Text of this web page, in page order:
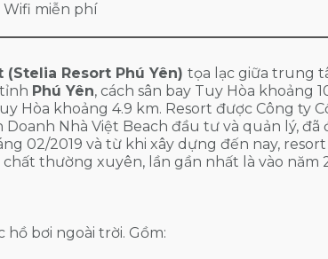
Wifi miễn phí
(Stelia Resort Phú Yên) tọa lạc giữa trung
Phú Yên, cách sân bay Tuy Hòa khoảng
Hòa khoảng 4.9 km. Resort được Công ty
Doanh Nhà Việt Beach đầu tư và quản lý, đã
02/2019 và từ khi xây dựng đến nay, resort
chất thường xuyên, lần gần nhất là vào năm
bơi ngoài trời. Gồm: